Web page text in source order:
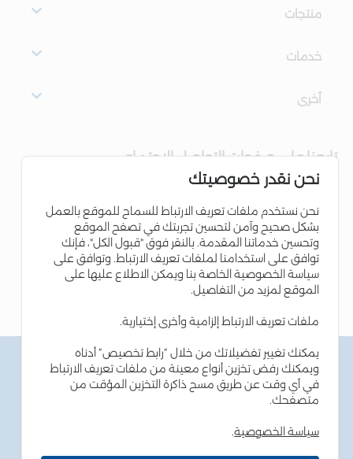
منتجات
خدمات
أخرى
تابعنا على صفحات التواصل الاجتماعي
الشروط والاحكام
سياسة الخصوصية
سياسة ملفات تعريف الارتباط
نحن نقدر خصوصيتك
نحن نستخدم ملفات تعريف الارتباط للسماح للموقع بالعمل
بشكل صحيح وآمن لتحسين تجربتك في تصفح الموقع
وتحسين خدماتنا المقدمة. بالنقر فوق "قبول الكل"، فإنك
توافق على استخدامنا لملفات تعريف الارتباط. وتوافق على
سياسة الخصوصية الخاصة بنا ويمكن الاطلاع عليها على
الموقع لمزيد من التفاصيل.
ملفات تعريف الارتباط إلزامية وأخرى إختيارية.
يمكنك تغيير تفضيلاتك من خلال “رابط تخصيص” أدناه
ويمكنك رفض تخزين أنواع معينة من ملفات تعريف الارتباط
في أي وقت عن طريق مسح ذاكرة التخزين المؤقت من
متصفحك.
سياسة الخصوصية.